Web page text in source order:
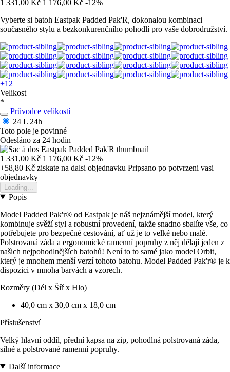
1 331,00 Kč 1 176,00 Kč -12%
Vyberte si batoh Eastpak Padded Pak'R, dokonalou kombinaci
současného stylu a bezkonkurenčního pohodlí pro vaše dobrodružství.
+12
Velikost
*
Průvodce velikostí
24 L 24h
Toto pole je povinné
Odesláno za 24 hodin
1 331,00 Kč 1 176,00 Kč -12%
+58,80 Kč ziskate na dalsi objednavku Pripsano po potvrzeni vasi
objednavky
Loading...
Popis
Model Padded Pak'r® od Eastpak je náš nejznámější model, který
kombinuje svěží styl a robustní provedení, takže snadno sbalíte vše, co
potřebujete pro bezpečné cestování, ať už je to velké nebo malé.
Polstrovaná záda a ergonomické ramenní popruhy z něj dělají jeden z
našich nejpohodlnějších batohů! Není to to samé jako model Orbit,
který je mnohem menší verzí tohoto batohu. Model Padded Pak'r® je k
dispozici v mnoha barvách a vzorech.
Rozměry (Dél x Šíř x Hlo)
40,0 cm x 30,0 cm x 18,0 cm
Příslušenství
Velký hlavní oddíl, přední kapsa na zip, pohodlná polstrovaná záda,
silné a polstrované ramenní popruhy.
Další informace